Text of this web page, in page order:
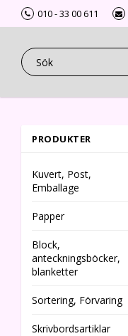
010 - 33 00 611
PRODUKTER
Kuvert, Post,
Emballage
Papper
Block,
anteckningsböcker,
blanketter
Sortering, Förvaring
Skrivbordsartiklar